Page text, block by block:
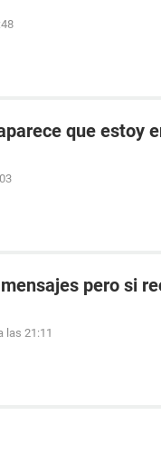
que estoy
pero si
las 21:11